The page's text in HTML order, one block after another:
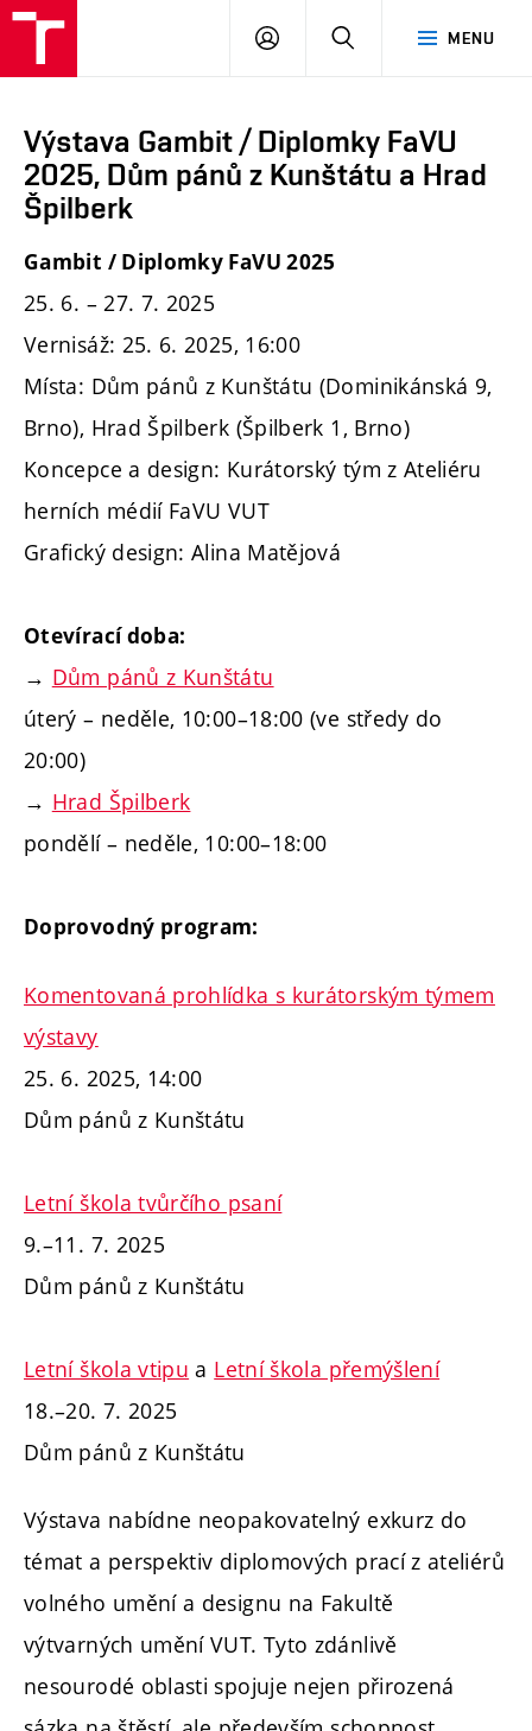
MENU
PŘIHLÁSIT
Výstava Gambit / Diplomky FaVU
2025, Dům pánů z Kunštátu a Hrad
Špilberk
Gambit / Diplomky FaVU 2025
25. 6. – 27. 7. 2025
Vernisáž: 25. 6. 2025, 16:00
Místa: Dům pánů z Kunštátu (Dominikánská 9,
Brno), Hrad Špilberk (Špilberk 1, Brno)
Koncepce a design: Kurátorský tým z Ateliéru
herních médií FaVU VUT
Grafický design: Alina Matějová
Otevírací doba:
→ Dům pánů z Kunštátu
úterý – neděle, 10:00–18:00 (ve středy do
20:00)
→ Hrad Špilberk
pondělí – neděle, 10:00–18:00
Doprovodný program:
Komentovaná prohlídka s kurátorským týmem
výstavy
25. 6. 2025, 14:00
Dům pánů z Kunštátu
Letní škola tvůrčího psaní
9.–11. 7. 2025
Dům pánů z Kunštátu
Letní škola vtipu a Letní škola přemýšlení
18.–20. 7. 2025
Dům pánů z Kunštátu
Výstava nabídne neopakovatelný exkurz do
témat a perspektiv diplomových prací z ateliérů
volného umění a designu na Fakultě
výtvarných umění VUT. Tyto zdánlivě
nesourodé oblasti spojuje nejen přirozená